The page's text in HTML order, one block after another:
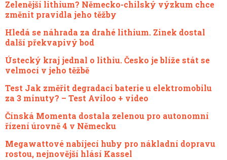
Zelenější lithium? Německo-chilský výzkum chce
změnit pravidla jeho těžby
Hledá se náhrada za drahé lithium. Zinek dostal
další překvapivý bod
Ústecký kraj jednal o lithiu. Česko je blíže stát se
velmocí v jeho těžbě
Test Jak změřit degradaci baterie u elektromobilu
za 3 minuty? – Test Aviloo + video
Čínská Momenta dostala zelenou pro autonomní
řízení úrovně 4 v Německu
Megawattové nabíjecí huby pro nákladní dopravu
rostou, nejnovější hlásí Kassel